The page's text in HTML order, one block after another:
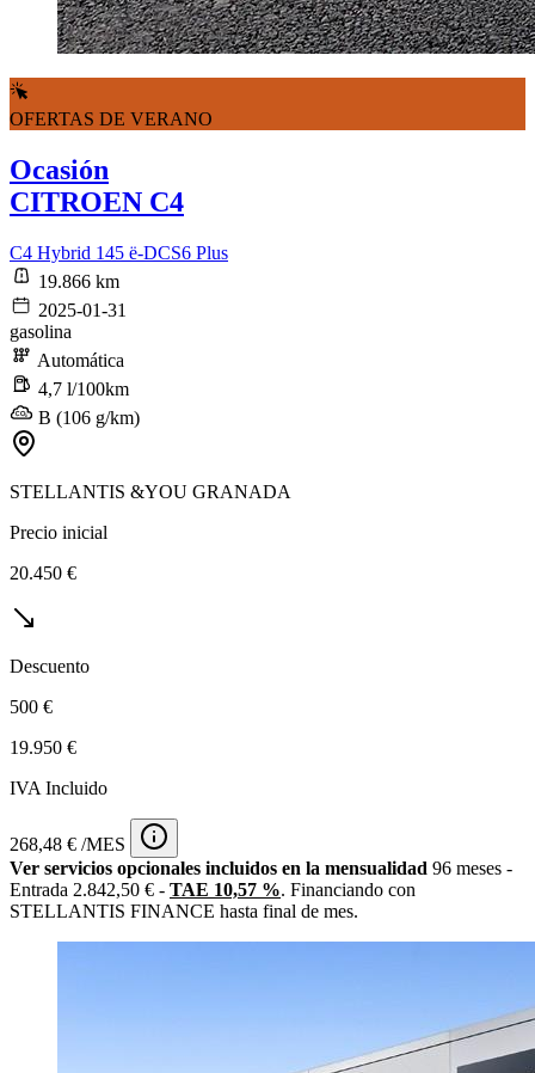
OFERTAS DE VERANO
Ocasión
CITROEN C4
C4 Hybrid 145 ë-DCS6 Plus
19.866 km
2025-01-31
gasolina
Automática
4,7 l/100km
B (106 g/km)
STELLANTIS &YOU GRANADA
Precio inicial
20.450 €
Descuento
500 €
19.950 €
IVA Incluido
268,48 € /MES
Ver servicios opcionales incluidos en la mensualidad 96 meses -
Entrada 2.842,50 € - TAE 10,57 %. Financiando con
STELLANTIS FINANCE hasta final de mes.